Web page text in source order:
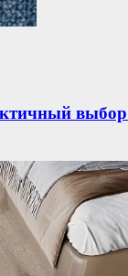
выбор